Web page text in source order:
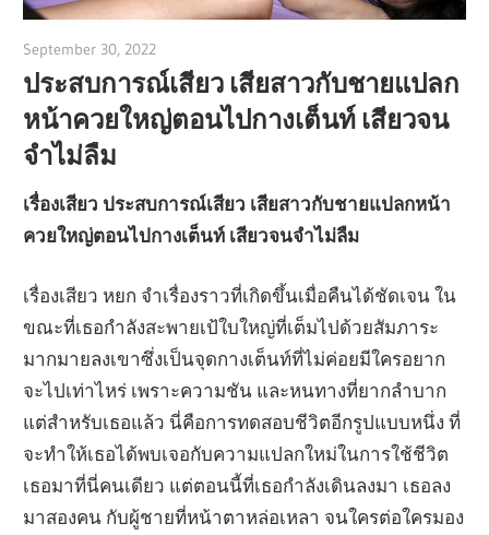
September 30, 2022
ประสบการณ์เสียว เสียสาวกับชายแปลก
หน้าควยใหญ่ตอนไปกางเต็นท์ เสียวจน
จำไม่ลืม
เรื่องเสียว ประสบการณ์เสียว เสียสาวกับชายแปลกหน้า
ควยใหญ่ตอนไปกางเต็นท์ เสียวจนจำไม่ลืม
เรื่องเสียว หยก จำเรื่องราวที่เกิดขึ้นเมื่อคืนได้ชัดเจน ใน
ขณะที่เธอกำลังสะพายเป้ใบใหญ่ที่เต็มไปด้วยสัมภาระ
มากมายลงเขาซึ่งเป็นจุดกางเต็นท์ที่ไม่ค่อยมีใครอยาก
จะไปเท่าไหร่ เพราะความชัน และหนทางที่ยากลำบาก
แต่สำหรับเธอแล้ว นี่คือการทดสอบชีวิตอีกรูปแบบหนึ่ง ที่
จะทำให้เธอได้พบเจอกับความแปลกใหม่ในการใช้ชีวิต
เธอมาที่นี่คนเดียว แต่ตอนนี้ที่เธอกำลังเดินลงมา เธอลง
มาสองคน กับผู้ชายที่หน้าตาหล่อเหลา จนใครต่อใครมอง